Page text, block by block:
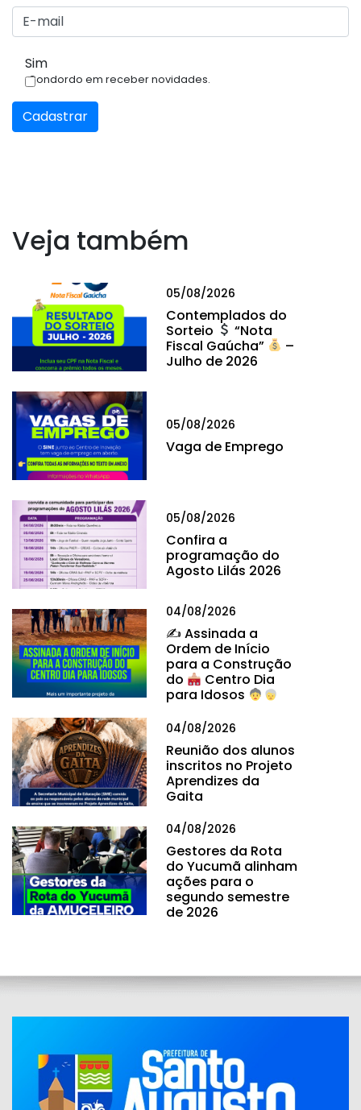
Sim
Condordo em receber novidades.
Cadastrar
Veja também
05/08/2026
Contemplados do
Sorteio
“Nota
Fiscal Gaúcha”
–
Julho de 2026
05/08/2026
Vaga de Emprego
05/08/2026
Confira a
programação do
Agosto Lilás 2026
04/08/2026
✍ Assinada a
Ordem de Início
para a Construção
do
Centro Dia
para Idosos
04/08/2026
Reunião dos alunos
inscritos no Projeto
Aprendizes da
Gaita
04/08/2026
Gestores da Rota
do Yucumã alinham
ações para o
segundo semestre
de 2026